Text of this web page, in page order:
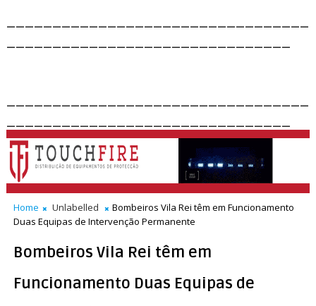
Home Unlabelled
Bombeiros Vila Rei têm em Funcionamento
Duas Equipas de Intervenção Permanente
Bombeiros Vila Rei têm em
Funcionamento Duas Equipas de